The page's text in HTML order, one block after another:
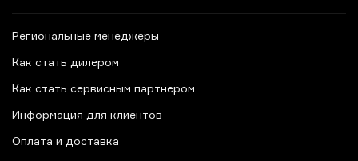
Региональные менеджеры
Как стать дилером
Как стать сервисным партнером
Информация для клиентов
Оплата и доставка